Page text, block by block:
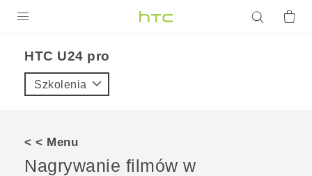
VIVE
HTC U24 pro‎
Szkolenia
< < Menu
Nagrywanie filmów w